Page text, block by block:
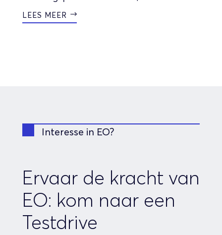
LEES MEER
Interesse in EO?
Ervaar de kracht van
EO: kom naar een
Testdrive